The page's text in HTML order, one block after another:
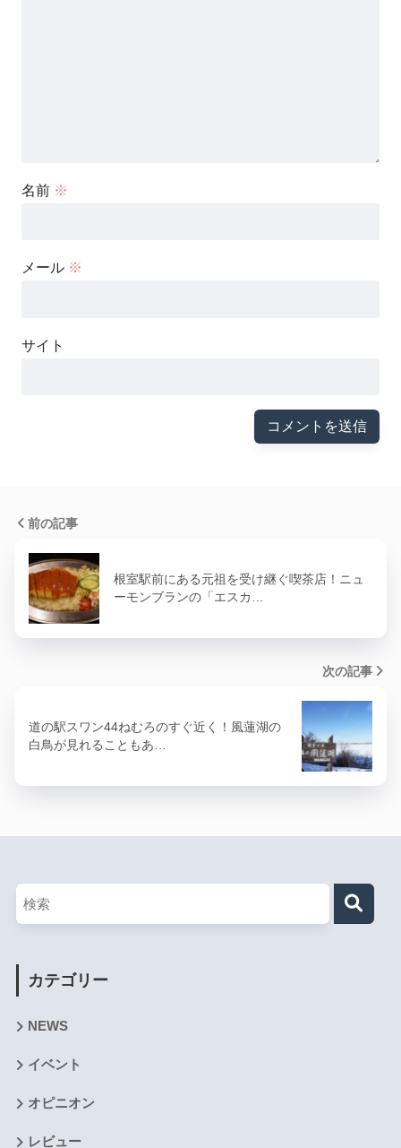
名前 ※
メール ※
サイト
前の記事
根室駅前にある元祖を受け継ぐ喫茶店！ニュ
ーモンブランの「エスカ…
次の記事
道の駅スワン44ねむろのすぐ近く！風蓮湖の
白鳥が見れることもあ…
カテゴリー
NEWS
イベント
オピニオン
レビュー